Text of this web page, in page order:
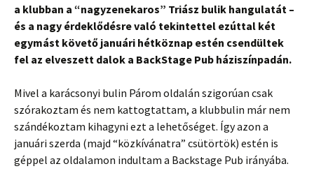
a klubban a “nagyzenekaros” Triász bulik hangulatát –
és a nagy érdeklődésre való tekintettel ezúttal két
egymást követő januári hétköznap estén csendültek
fel az elveszett dalok a BackStage Pub háziszínpadán.
Mivel a karácsonyi bulin Párom oldalán szigorúan csak
szórakoztam és nem kattogtattam, a klubbulin már nem
szándékoztam kihagyni ezt a lehetőséget. Így azon a
januári szerda (majd “közkívánatra” csütörtök) estén is
géppel az oldalamon indultam a Backstage Pub irányába.